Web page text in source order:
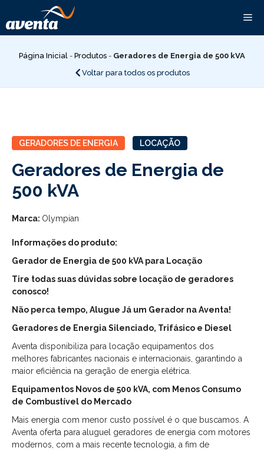
para
o
conteúdoPágina Inicial - Produtos - Geradores de Energia de 500 kVA
Voltar para todos os produtos
GERADORES DE ENERGIA LOCAÇÃO
Geradores de Energia de
500 kVA
Marca: Olympian
Informações do produto:
Gerador de Energia de 500 kVA para Locação
Tire todas suas dúvidas sobre locação de geradores
conosco!
Não perca tempo, Alugue Já um Gerador na Aventa!
Geradores de Energia Silenciado, Trifásico e Diesel
Aventa disponibiliza para locação equipamentos dos
melhores fabricantes nacionais e internacionais, garantindo a
maior eficiência na geração de energia elétrica.
Equipamentos Novos de 500 kVA, com Menos Consumo
de Combustível do Mercado
Mais energia com menor custo possível é o que buscamos. A
Aventa oferta para aluguel geradores de energia com motores
modernos, com a mais recente tecnologia, a fim de